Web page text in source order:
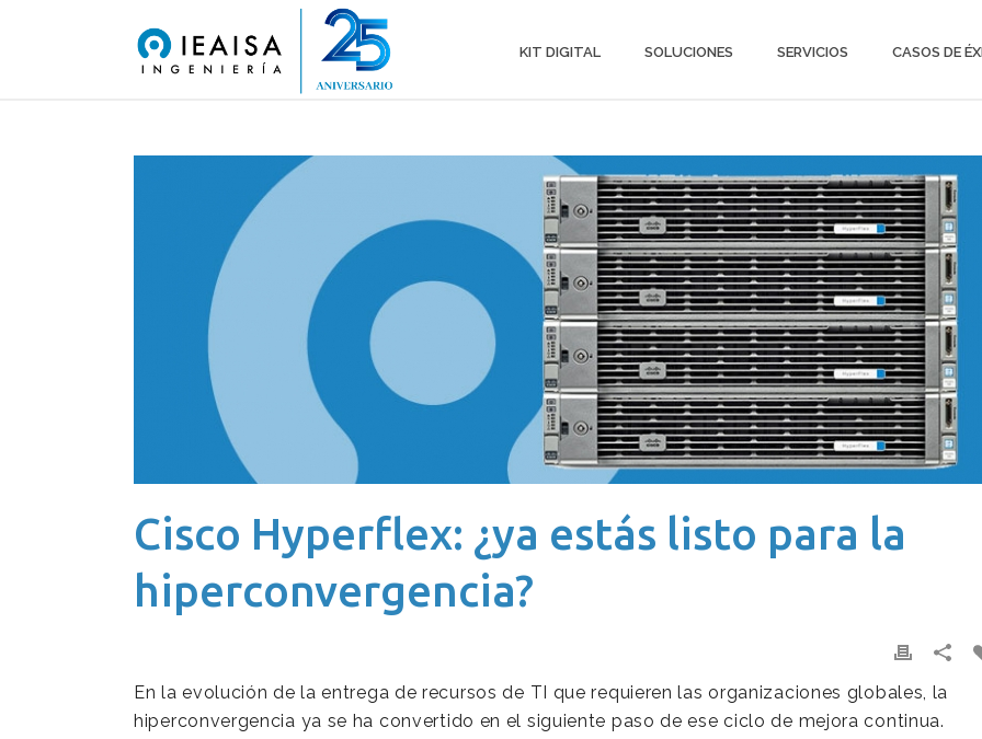
KIT DIGITAL SOLUCIONES SERVICIOS CASOS DE
Cisco Hyperflex: ¿ya estás listo para la
hiperconvergencia?
En la evolución de la entrega de recursos de TI que requieren las organizaciones globales, la
hiperconvergencia ya se ha convertido en el siguiente paso de ese ciclo de mejora continua.